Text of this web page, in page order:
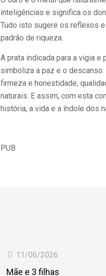
inteligências e significa os
Tudo isto sugere os reflexos
padrão de riqueza.
A prata indicada para a vigia e
simboliza a paz e o
firmeza e honestidade,
naturais. E assim, com esta
história, a vida e a índole dos
PUB
11/06/2026
Mãe e 3 filhas